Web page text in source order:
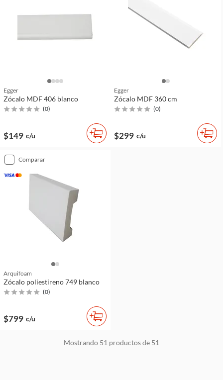
Egger
Zócalo MDF 406 blanco
(0)
$149 c/u
Egger
Zócalo MDF 360 cm
(0)
$299 c/u
comparar
Arquifoam
Zócalo poliestireno 749 blanco
(0)
$799 c/u
Mostrando 51 productos de 51